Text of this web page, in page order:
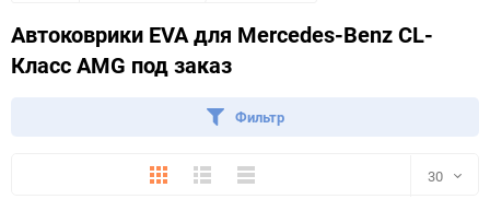
Автоковрики EVA для Mercedes-Benz CL-
Класс AMG под заказ
Фильтр
ПлиткаПодробноКомпактно 30